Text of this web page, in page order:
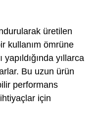
üretilen
kullanım ömrüne
yıllarca
Bu uzun ürün
performans
için